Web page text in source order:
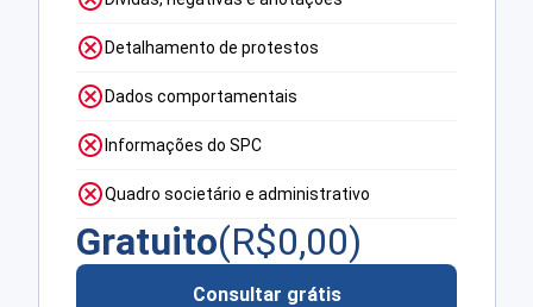
Detalhamento de protestos
Dados comportamentais
Informações do SPC
Quadro societário e administrativo
Gratuito(R$0,00)
Consultar grátis